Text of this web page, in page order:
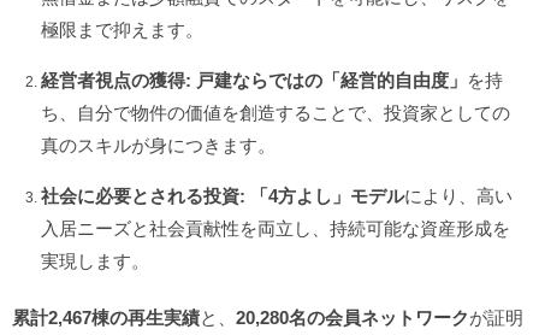
極限まで抑えます。
経営者視点の獲得: 戸建ならではの「経営的自由度」 を持
ち、自分で物件の価値を創造することで、投資家としての
真のスキルが身につきます。
社会に必要とされる投資: 「4方よし」モデルにより、高い
入居ニーズと社会貢献性を両立し、持続可能な資産形成を
実現します。
累計2,467棟の再生実績と、 20,280名の会員ネットワークが証明